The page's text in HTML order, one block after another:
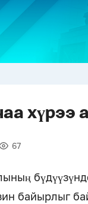
хүрээ
67
байырлыг